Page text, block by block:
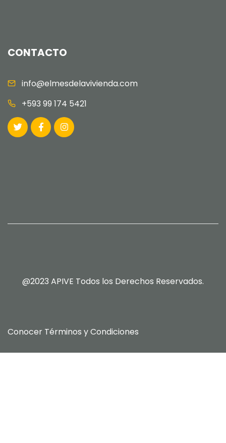
CONTACTO
info@elmesdelavivienda.com
+593 99 174 5421
@2023 APIVE Todos los Derechos Reservados.
Conocer Términos y Condiciones